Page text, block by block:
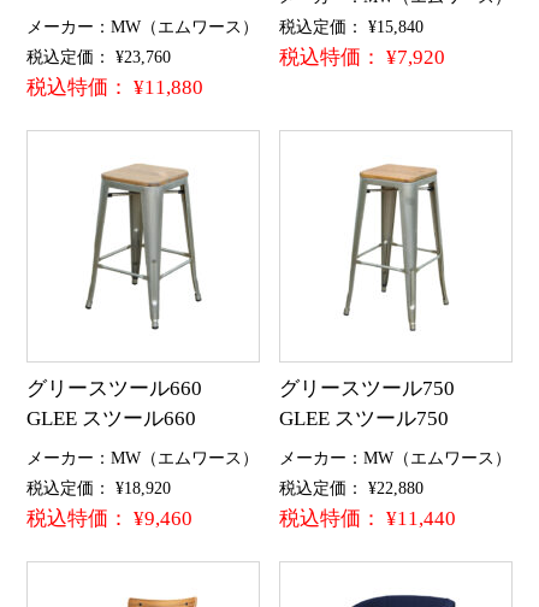
メーカー：MW（エムワース）
税込定価： ¥23,760
税込特価： ¥11,880
税込定価： ¥15,840
税込特価： ¥7,920
グリースツール660
GLEE スツール660
メーカー：MW（エムワース）
税込定価： ¥18,920
税込特価： ¥9,460
グリースツール750
GLEE スツール750
メーカー：MW（エムワース）
税込定価： ¥22,880
税込特価： ¥11,440